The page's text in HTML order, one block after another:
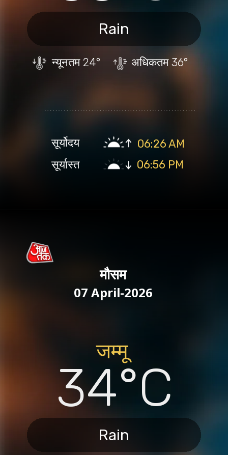
सूर्योदय
सूर्यास्त
Rain
न्यूनतम24° अधिकतम36°
06:26 AM
06:56 PM
34°C
मौसम
जम्मू
Rain
07 April-2026